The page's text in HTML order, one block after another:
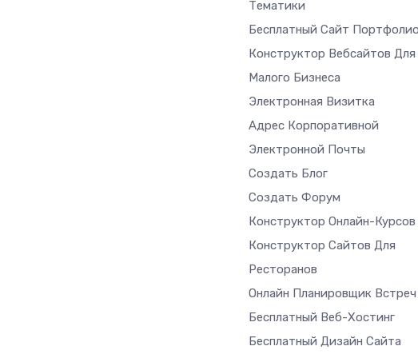
Тематики
Бесплатный Сайт
Конструктор Вебсайтов Для
Малого Бизнеса
Электронная Визитка
Адрес Корпоративной
Электронной Почты
Создать Блог
Создать Форум
Конструктор Онлайн-Курсов
Конструктор Сайтов Для
Ресторанов
Онлайн Планировщик Встреч
Бесплатный Веб-Хостинг
Бесплатный Дизайн Сайта